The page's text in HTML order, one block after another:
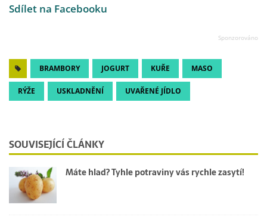
Sdílet na Facebooku
BRAMBORY JOGURT KUŘE MASO
RÝŽE USKLADNĚNÍ UVAŘENÉ JÍDLO
SOUVISEJÍCÍ ČLÁNKY
Máte hlad? Tyhle potraviny vás rychle zasytí!